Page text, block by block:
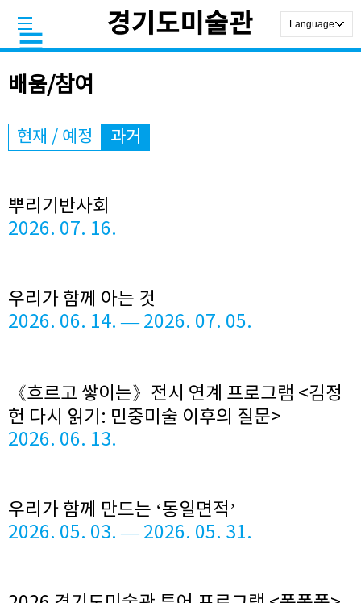
배움/참여
현재 / 예정 과거
뿌리기반사회
2026. 07. 16.
우리가 함께 아는 것
2026. 06. 14. — 2026. 07. 05.
《흐르고 쌓이는》전시 연계 프로그램 <김정
헌 다시 읽기: 민중미술 이후의 질문>
2026. 06. 13.
우리가 함께 만드는 ‘동일면적’
2026. 05. 03. — 2026. 05. 31.